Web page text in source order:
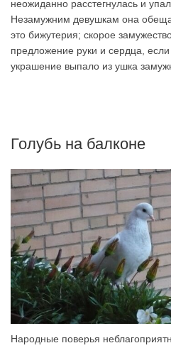
неожиданно расстегнулась и
Незамужним девушкам она
это бижутерия; скорое
предложение руки и сердца,
украшение выпало из ушка
Голубь на балконе
Народные поверья